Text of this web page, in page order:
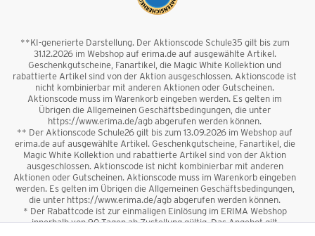
**KI-generierte Darstellung. Der Aktionscode Schule35 gilt bis zum
31.12.2026 im Webshop auf erima.de auf ausgewählte Artikel.
Geschenkgutscheine, Fanartikel, die Magic White Kollektion und
rabattierte Artikel sind von der Aktion ausgeschlossen. Aktionscode ist
nicht kombinierbar mit anderen Aktionen oder Gutscheinen.
Aktionscode muss im Warenkorb eingeben werden. Es gelten im
Übrigen die Allgemeinen Geschäftsbedingungen, die unter
https://www.erima.de/agb abgerufen werden können.
** Der Aktionscode Schule26 gilt bis zum 13.09.2026 im Webshop auf
erima.de auf ausgewählte Artikel. Geschenkgutscheine, Fanartikel, die
Magic White Kollektion und rabattierte Artikel sind von der Aktion
ausgeschlossen. Aktionscode ist nicht kombinierbar mit anderen
Aktionen oder Gutscheinen. Aktionscode muss im Warenkorb eingeben
werden. Es gelten im Übrigen die Allgemeinen Geschäftsbedingungen,
die unter https://www.erima.de/agb abgerufen werden können.
* Der Rabattcode ist zur einmaligen Einlösung im ERIMA Webshop
innerhalb von 90 Tagen ab Zustellung gültig. Das Angebot gilt